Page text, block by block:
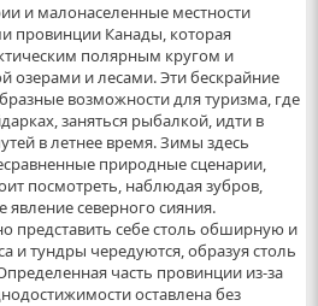
и малонаселенные местности
провинции Канады, которая
полярным кругом и
озерами и лесами. Эти бескрайние
возможности для туризма, где
заняться рыбалкой, идти в
в летнее время. Зимы здесь
природные сценарии,
посмотреть, наблюдая зубров,
явление северного сияния.
представить себе столь обширную и
и тундры чередуются, образуя столь
часть провинции из-за
оставлена без